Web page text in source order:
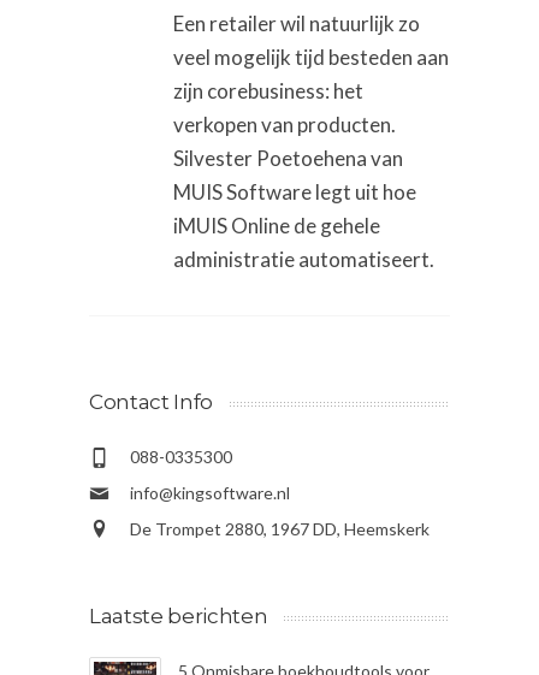
Een retailer wil natuurlijk zo
veel mogelijk tijd besteden aan
zijn corebusiness: het
verkopen van producten.
Silvester Poetoehena van
MUIS Software legt uit hoe
iMUIS Online de gehele
administratie automatiseert.
Contact Info
088-0335300
info@kingsoftware.nl
De Trompet 2880, 1967 DD, Heemskerk
Laatste berichten
5 Onmisbare boekhoudtools voor